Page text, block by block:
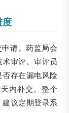
度
请。药监局会
审评。审评员
存在漏电风险
内补交。整个
议定期登录系